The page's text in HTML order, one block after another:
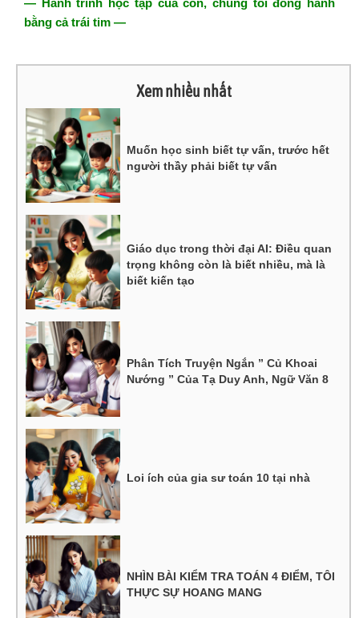
— Hành trình học tập của con, chúng tôi đồng hành
bằng cả trái tim —
Xem nhiều nhất
Muốn học sinh biết tự vấn, trước hết
người thầy phải biết tự vấn
Giáo dục trong thời đại AI: Điều quan
trọng không còn là biết nhiều, mà là
biết kiến tạo
Phân Tích Truyện Ngắn ” Củ Khoai
Nướng ” Của Tạ Duy Anh, Ngữ Văn 8
Loi ích của gia sư toán 10 tại nhà
NHÌN BÀI KIỂM TRA TOÁN 4 ĐIỂM, TÔI
THỰC SỰ HOANG MANG